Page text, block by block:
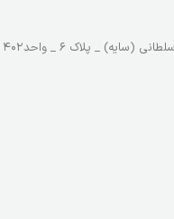
_ پلاک ۶ _ واحد۴۰۲